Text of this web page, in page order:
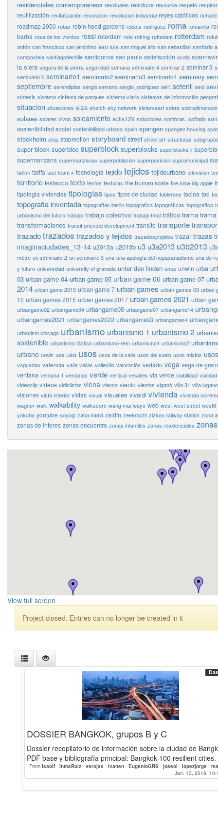
residenciales contemporaneos residuales residuos resource respeto respirar
reutilización revitalización revolución revolucion industrial reyes católicos
roadmap 2050 robar robin hood gardens robots rodriguez roma romanilla
barba rosa de los vientos rossi roterdam roto rotring rottedam rotterdam
antón san francisco san jerónimo san luis san miguel alto san sebastian sanitario
compostela santiagodechile santiponce sao paulo satisfacción scala
la siera segura de la sierra seguridad semana séminaire 4 seminar 2 seminar 3
seminario iii seminario1 seminario2 seminario3 seminario4 seminary
septiembre serendipias sergio serrano sergio_rodriguez sert setenil seúl
síntesis sistema sistema de parques sistema viario sistemas de información
situacion situaciones siza sketch sky network slotervaart sobre
solares solares vivos soleamiento solis129 soluciones sombras. soñado
sostenibilidad social sostenibilidad urbana spain spangen spangen housing
stockholm stop stopmotion storyboard street street art structuras
super block superbloc superblock superblocks superblocks ii
supermanzana supermanzanas superpoblación superposición supramunicipal
tallinn tarifa taut team x tecnología tejido tejidos tejidourbano television
territorio testaccio texto textos texturas the human scale the slow big apple
tipologia viviendas tipologías tipos tipos de ciudad toblerone tocina tod
topografia inventada topografias berlin topografica topográficas topografico
urbanismo del futuro trabajo trabajo colectivo trabajo final tráfico trama trama
transformaciones transit oriented development transito transporte
trazadotrazados trazados y tejidos trazadosytejidos trazar trazas
imaginaciudades_13-14 u2013a u2013b u3 u3a2013 u3b2013
mètre un séminaire 2 un séminaire 3 una una apología del nopasanadismo una de
y futuro universidad university of granada unter den linden unus unwin urba
03 urban game 04 urban game 05 urban game 06 urban game 07
2014 urban game 2015 urban game 7 urban games urban games 03 urban
10 urban games 2015 urban games 2017 urban games 2021 urban
urbangame02 urbangame04 urbangame05 urbangame07 urbangame14
urbangames2021 urbangames2022 urbangames3 urbangames4
urbanism chicago urbanismo urbanismo 1 urbanismo 2
sostenible urbanismo táctico urbanismo-rem urbanismo1 urbanismo2
urbano urwin use uso usos usos de la calle usos del suelo usos mixtos
vaguadas valencia valla vallas vallecillo valoración vedado vega vega de
ventana ventana 1 ventanas verde vertical vesalles via verde viabilidad vialidad
videoclip vídeos vidiclistas viena vienna viento vientos viganò villa 31 villa lugano
visiones vista interior vistas visual visuales vivaldi vivienda vivienda
wagner walk walkability walkscore wang mai ways web west west street west8
yokubo youtube yoyogi zaha hadid zaidín zeekracht zizkov railway station zona
zonas de interes zonas encuentro zonas infantiles zonas residenciales
View full screen
Project closed. Entries can no longer be created in it
DOSSIER BANGKOK, grupos B y C
Dossier recopilatorio de información sobre la ciudad de
PDF base y bibliografía principal: Bangkok-100 resilient cities.
From Isaolf - InmsRuiz - verojas - ivanen - EugenioGRS - joseol - lopezjorge -
mariarokiski-grandas-
Jan. 13, 2018,